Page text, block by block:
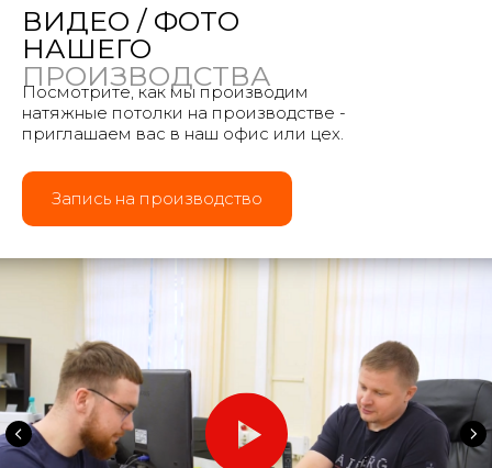
ВИДЕО / ФОТО
НАШЕГО
ПРОИЗВОДСТВА
Посмотрите, как мы производим
натяжные потолки на производстве -
приглашаем вас в наш офис или цех.
Запись на производство